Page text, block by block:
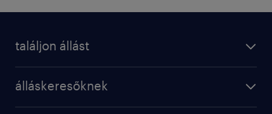
találjon állást
álláskeresőknek